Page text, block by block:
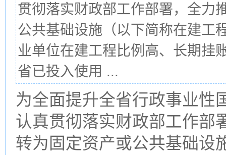
贯彻落实财政部工作部署，全力
公共基础设施（以下简称在建工
业单位在建工程比例高、长期挂
省已投入使用 ...
为全面提升全省行政事业性
认真贯彻落实财政部工作部
转为固定资产或公共基础设